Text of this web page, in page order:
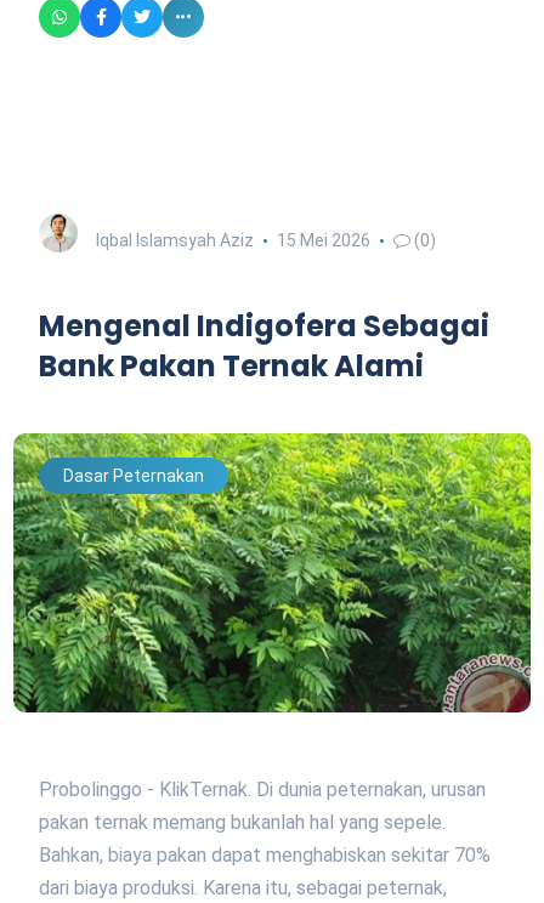
Iqbal Islamsyah Aziz 15 Mei 2026 (0)
Mengenal Indigofera Sebagai
Bank Pakan Ternak Alami
Dasar Peternakan
Probolinggo - KlikTernak. Di dunia peternakan, urusan
pakan ternak memang bukanlah hal yang sepele.
Bahkan, biaya pakan dapat menghabiskan sekitar 70%
dari biaya produksi. Karena itu, sebagai peternak,